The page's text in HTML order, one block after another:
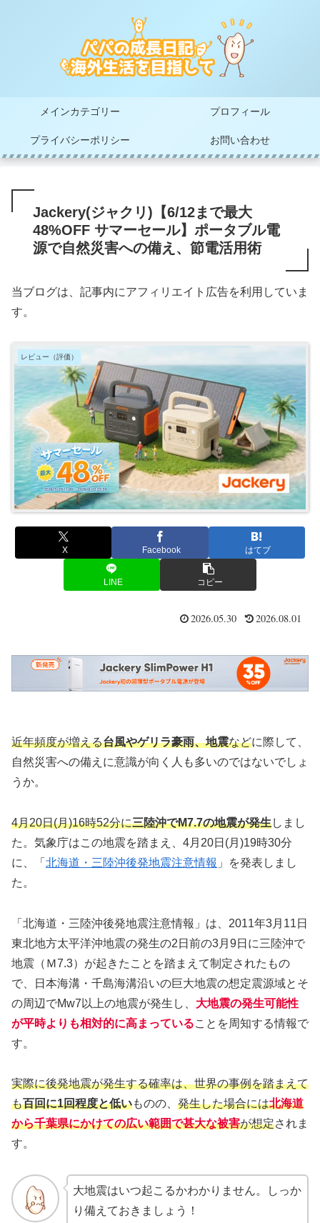
メインカテゴリー プロフィール
プライバシーポリシー お問い合わせ
Jackery(ジャクリ)【6/12まで最大
48%OFF サマーセール】ポータブル電
源で自然災害への備え、節電活用術
当ブログは、記事内にアフィリエイト広告を利用していま
す。
レビュー（評価）
X Facebook はてブ
LINE コピー
2026.05.30 2026.08.01
近年頻度が増える台風やゲリラ豪雨、地震などに際して、
自然災害への備えに意識が向く人も多いのではないでしょ
うか。
4月20日(月)16時52分に三陸沖でM7.7の地震が発生しまし
た。気象庁はこの地震を踏まえ、4月20日(月)19時30分
に、「 北海道・三陸沖後発地震注意情報 」を発表しまし
た。
「北海道・三陸沖後発地震注意情報」は、2011年3月11日
東北地方太平洋沖地震の発生の2日前の3月9日に三陸沖で
地震（Ｍ7.3）が起きたことを踏まえて制定されたもの
で、日本海溝・千島海溝沿いの巨大地震の想定震源域とそ
の周辺でMw7以上の地震が発生し、 大地震の発生可能性
が平時よりも相対的に高まっていることを周知する情報で
す。
実際に後発地震が発生する確率は、世界の事例を踏まえて
も百回に1回程度と低いものの、 発生した場合には北海道
から千葉県にかけての広い範囲で甚大な被害が想定されま
す。
大地震はいつ起こるかわかりません。しっか
り備えておきましょう！